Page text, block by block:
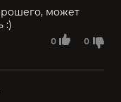
0 0
может
:)